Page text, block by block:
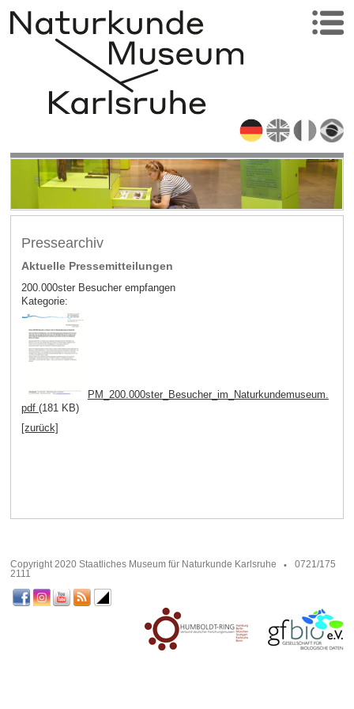
Pressearchiv
Aktuelle Pressemitteilungen
200.000ster Besucher empfangen
Kategorie:
PM_200.000ster_Besucher_im_Naturkundemuseum.
pdf (181 KB)
[zurück]
Copyright 2020 Staatliches Museum für Naturkunde Karlsruhe
0721/175
2111